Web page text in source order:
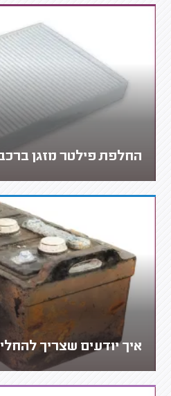
החלפת פילטר מזגן
איך יודעים שצריך